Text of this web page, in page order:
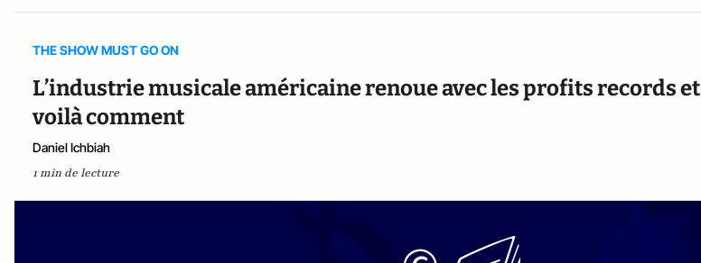
THE SHOW MUST GO ON
L’industrie musicale américaine renoue avec les profits records et
voilà comment
Daniel Ichbiah
1 min de lecture